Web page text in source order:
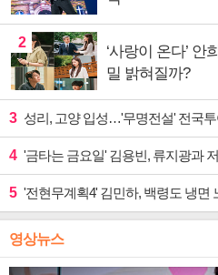
2
‘사랑이 온다’
밀 밝혀질까?
3 성리, 고양 입성…'무명전설' 전국
4 '금타는 금요일' 김용빈, 류지광과
5 '전현무계획4' 김민하, 백령도 냉면 노포→
영상뉴스